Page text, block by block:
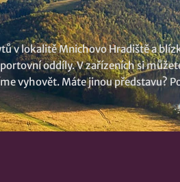
v lokalitě Mnichovo Hradiště a
oddíly. V zařízeních si
vyhovět. Máte jinou představu?